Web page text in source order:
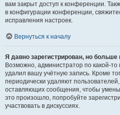
вам закрыт доступ к конференции.
в конфигурации конференции,
исправления настроек.
Вернуться к началу
Я давно зарегистрирован, но больше
Возможно, администратор по какой-то
удалил вашу учётную запись. Кроме
периодически удаляют
оставляющих сообщения, чтобы
это произошло, попробуйте
участвовать в дискуссиях.